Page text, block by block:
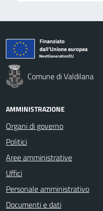
Comune di Valdilana
AMMINISTRAZIONE
Organi di governo
Politici
Aree amministrative
Uffici
Personale amministrativo
Documenti e dati